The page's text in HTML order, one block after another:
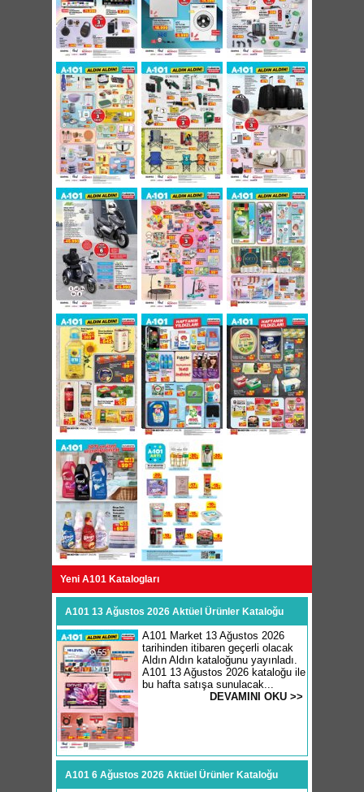
Yeni A101 Katalogları
A101 13 Ağustos 2026 Aktüel Ürünler Kataloğu
A101 Market 13 Ağustos 2026
tarihinden itibaren geçerli olacak
Aldın Aldın kataloğunu yayınladı.
A101 13 Ağustos 2026 kataloğu ile
bu hafta satışa sunulacak...
DEVAMINI OKU >>
A101 6 Ağustos 2026 Aktüel Ürünler Kataloğu